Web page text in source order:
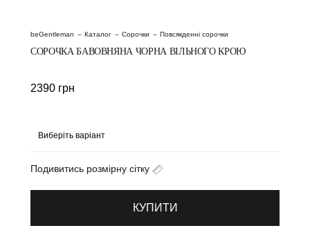
beGentleman Каталог Сорочки Повсякденні сорочки
СОРОЧКА БАВОВНЯНА ЧОРНА ВІЛЬНОГО КРОЮ
2390 грн
Подивитись розмірну сітку
КУПИТИ